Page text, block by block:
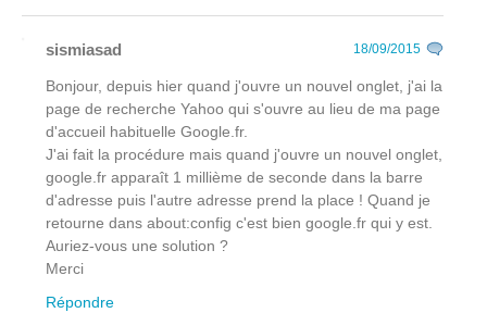
sismiasad 18/09/2015
Bonjour, depuis hier quand j'ouvre un nouvel onglet, j'ai la
page de recherche Yahoo qui s'ouvre au lieu de ma page
d'accueil habituelle Google.fr.
J'ai fait la procédure mais quand j'ouvre un nouvel onglet,
google.fr apparaît 1 millième de seconde dans la barre
d'adresse puis l'autre adresse prend la place ! Quand je
retourne dans about:config c'est bien google.fr qui y est.
Auriez-vous une solution ?
Merci
Répondre